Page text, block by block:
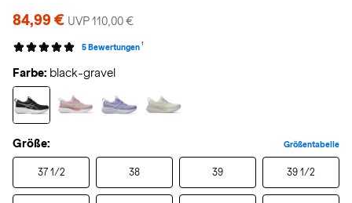
84,99 € UVP 110,00 €
5 Bewertungen 1
Farbe: black-gravel
Größe: Größentabelle
37 1/2 38 39 39 1/2